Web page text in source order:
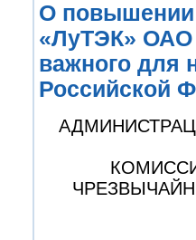
О повышении
«ЛуТЭК» ОАО
важного для
Российской